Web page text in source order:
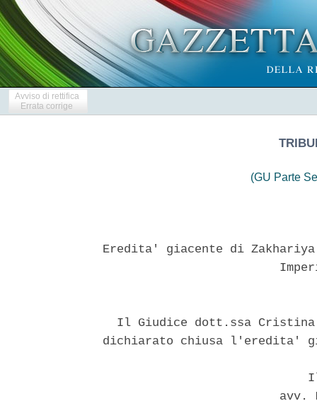
Avviso di rettifica
Errata corrige
(GU Parte
Eredita' giacente di
Il Giudice dott.ssa
dichiarato chiusa l'eredita'